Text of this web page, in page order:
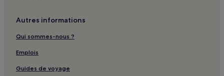
Olmeto : hôtels Hôtels acceptant les animaux de compagnie
Olmeto : hôtels Hôtels de plage
Olmeto : hôtels
Zonza : hôtels Hôtels avec parking
Autres informations
Qui sommes-nous ?
Emplois
Guides de voyage